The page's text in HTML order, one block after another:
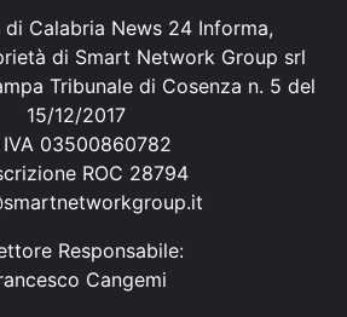
di Calabria News 24 Informa,
di Smart Network Group srl
Tribunale di Cosenza n. 5 del
15/12/2017
IVA 03500860782
ROC 28794
Responsabile:
Cangemi